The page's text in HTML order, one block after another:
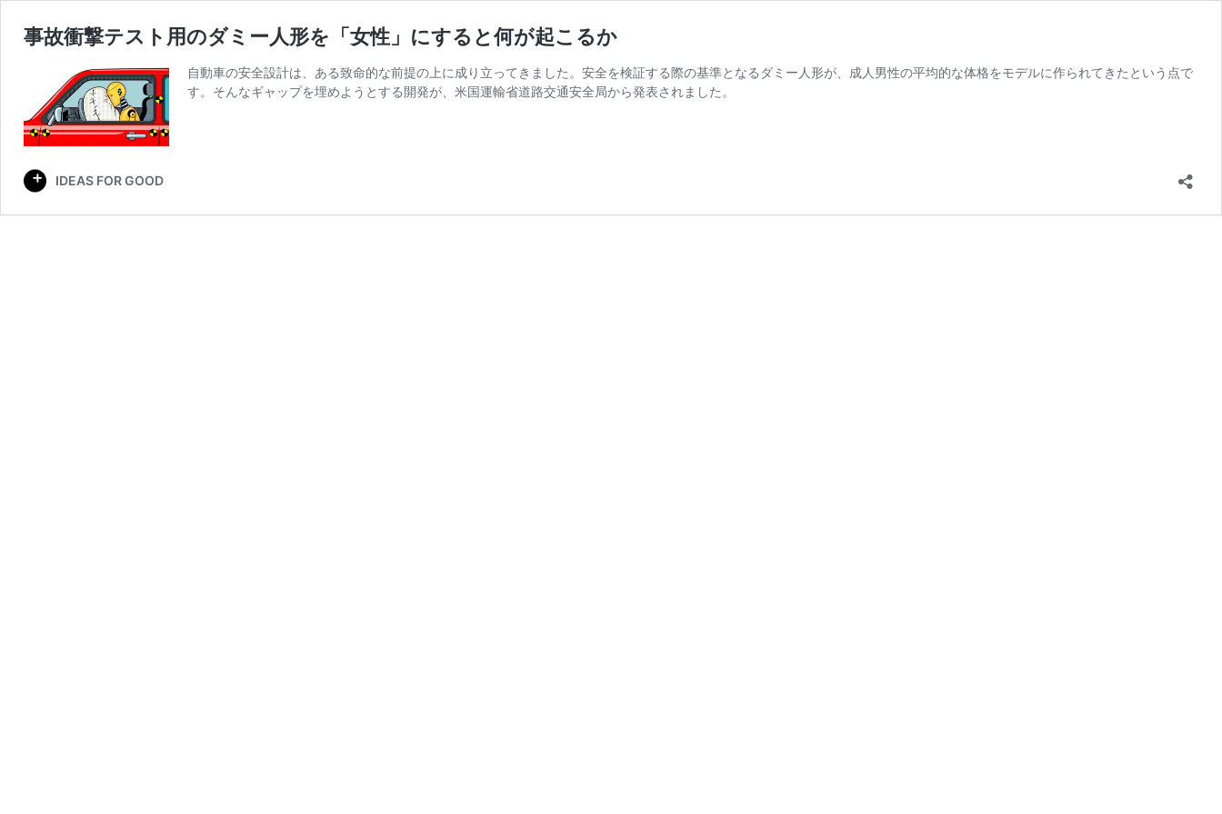
事故衝撃テスト用のダミー人形を「女性」にすると何が起こるか
自動車の安全設計は、ある致命的な前提の上に成り立ってきました。安全を検証する際の基準となるダミー人形が、成人男性の平均的な体格をモデルに作られてきたという点で
す。そんなギャップを埋めようとする開発が、米国運輸省道路交通安全局から発表されました。
IDEAS FOR GOOD